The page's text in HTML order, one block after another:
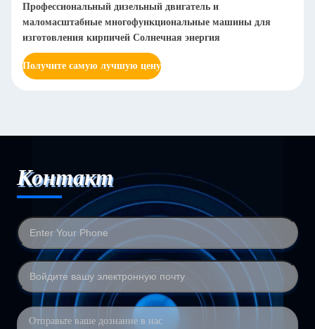
для
Автоматическая машина для полировки
листов Дебурринг Плетка полированная из
стали Металлическая полировальная сетка 20-2000
Получите самую лучшую цену
Контакт